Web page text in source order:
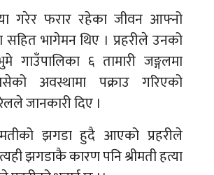
गरेर फरार रहेका जीवन आफ्नो
सहित भागेमन थिए । प्रहरीले उनको
गाउँपालिका ६ तामारी जङ्गलमा
अवस्थामा पक्राउ गरिएको
जानकारी दिए ।
झगडा हुदै आएको प्रहरीले
झगडाकै कारण पनि श्रीमती हत्या